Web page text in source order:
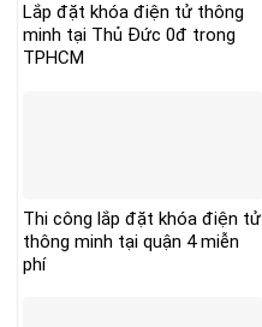
Lắp đặt khóa điện tử thông
minh tại Thủ Đức 0đ trong
TPHCM
Thi công lắp đặt khóa điện tử
thông minh tại quận 4 miễn
phí